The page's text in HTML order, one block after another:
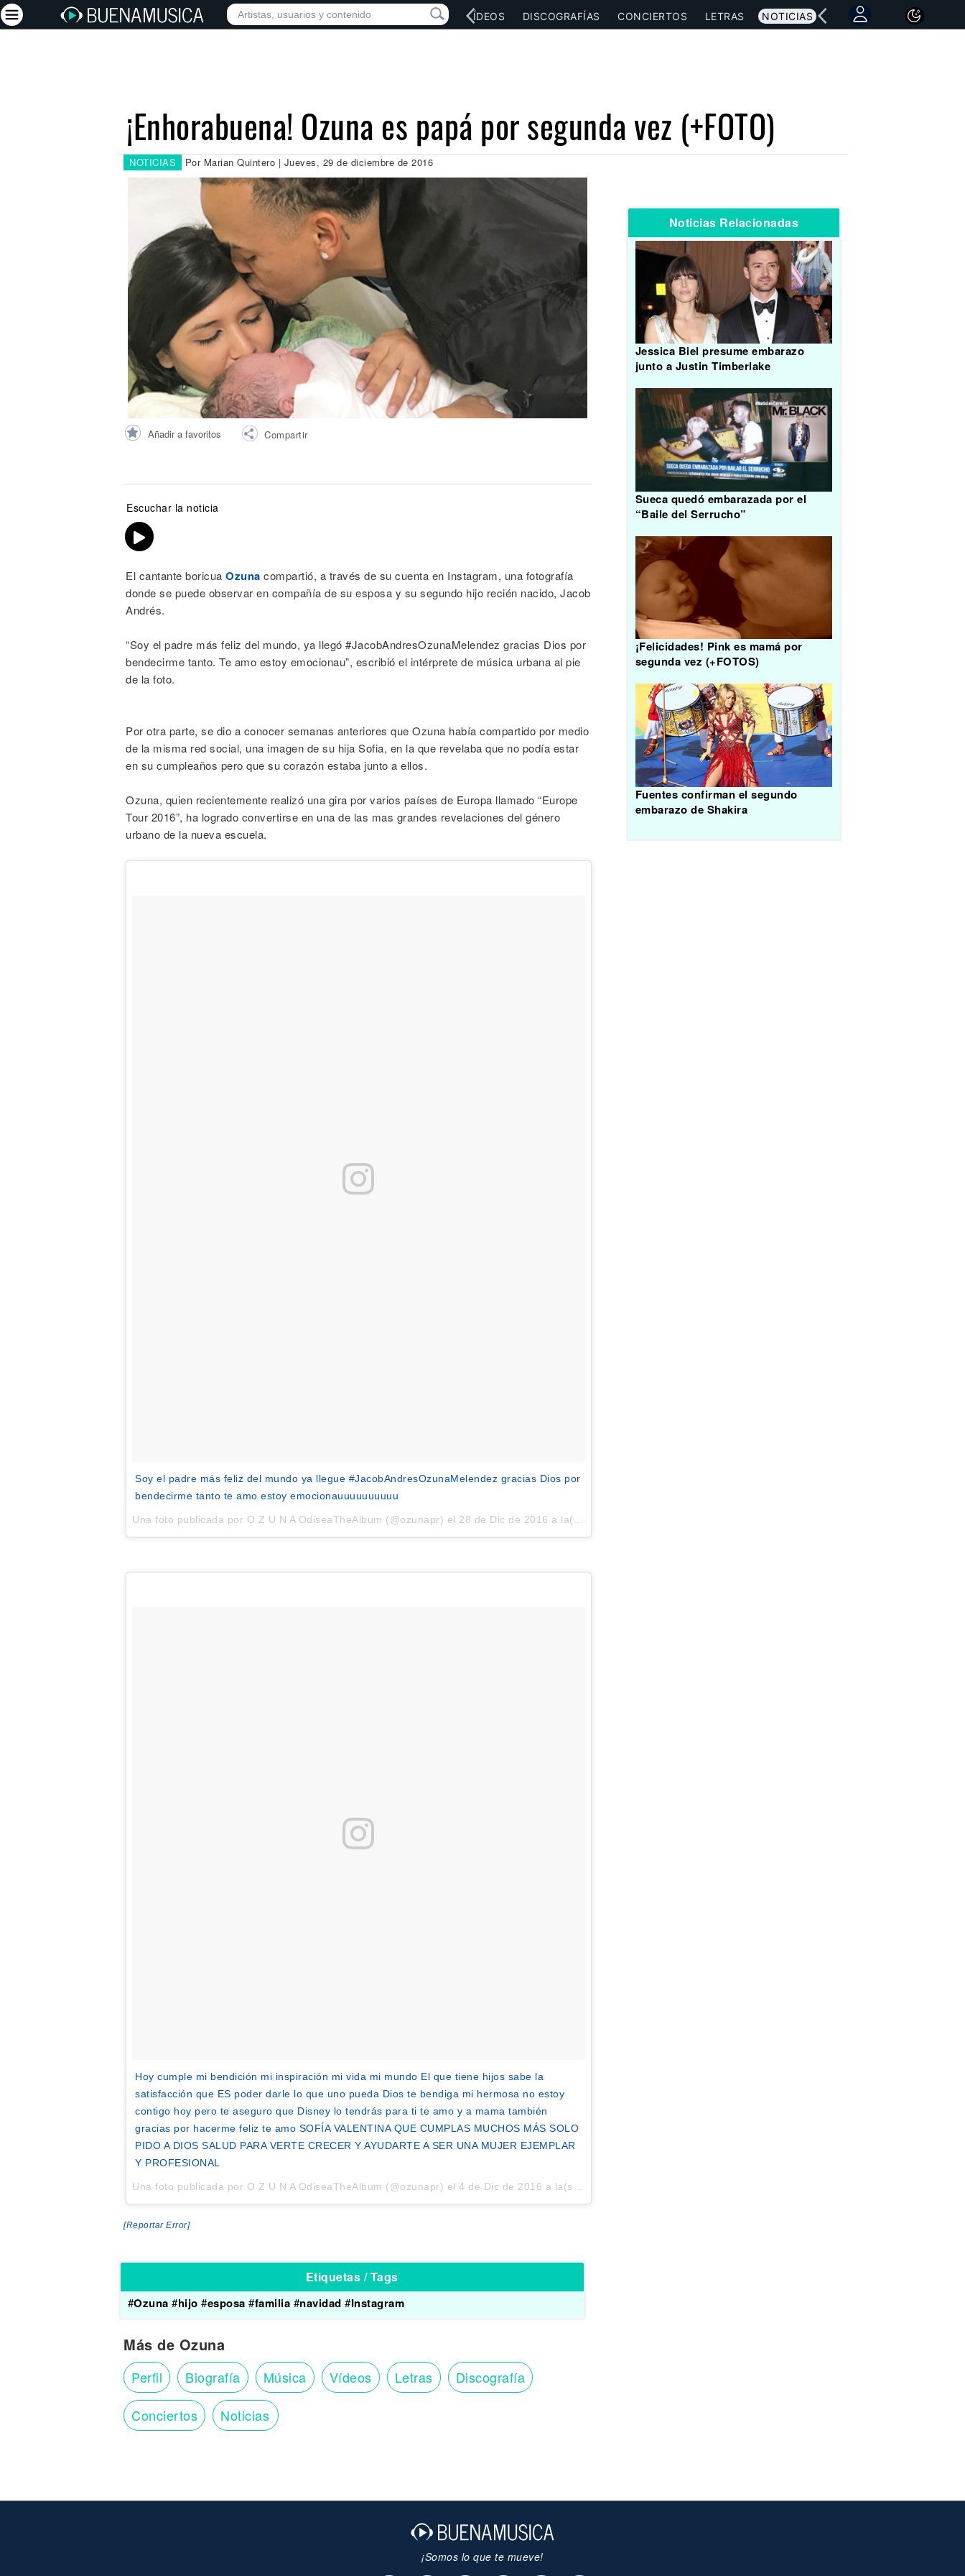
INICIO ARTISTAS RED SOCIAL MÚSICA VÍDEOS DISCOGRAFÍAS CONCIERTOS LETRAS NOTICIAS
¡Enhorabuena! Ozuna es papá por segunda vez (+FOTO)
NOTICIAS Por Marian Quintero | Jueves, 29 de diciembre de 2016
Añadir a favoritos Compartir
Escuchar la noticia
El cantante boricua Ozuna compartió, a través de su cuenta en Instagram, una fotografía
donde se puede observar en compañía de su esposa y su segundo hijo recién nacido, Jacob
Andrés.
“Soy el padre más feliz del mundo, ya llegó #JacobAndresOzunaMelendez gracias Dios por
bendecirme tanto. Te amo estoy emocionau”, escribió el intérprete de música urbana al pie
de la foto.
Por otra parte, se dio a conocer semanas anteriores que Ozuna había compartido por medio
de la misma red social, una imagen de su hija Sofia, en la que revelaba que no podía estar
en su cumpleaños pero que su corazón estaba junto a ellos.
Ozuna, quien recientemente realizó una gira por varios países de Europa llamado “Europe
Tour 2016”, ha logrado convertirse en una de las mas grandes revelaciones del género
urbano de la nueva escuela.
Soy el padre más feliz del mundo ya llegue #JacobAndresOzunaMelendez gracias Dios por
bendecirme tanto te amo estoy emocionauuuuuuuuuu
Una foto publicada por O Z U N A OdiseaTheAlbum (@ozunapr) el 28 de Dic de 2016 a la(s) 2:47 PST
Hoy cumple mi bendición mi inspiración mi vida mi mundo El que tiene hijos sabe la
satisfacción que ES poder darle lo que uno pueda Dios te bendiga mi hermosa no estoy
contigo hoy pero te aseguro que Disney lo tendrás para ti te amo y a mama también
gracias por hacerme feliz te amo SOFÍA VALENTINA QUE CUMPLAS MUCHOS MÁS SOLO
PIDO A DIOS SALUD PARA VERTE CRECER Y AYUDARTE A SER UNA MUJER EJEMPLAR
Y PROFESIONAL
Una foto publicada por O Z U N A OdiseaTheAlbum (@ozunapr) el 4 de Dic de 2016 a la(s) 4:52 PST
[Reportar Error]
Etiquetas / Tags
#Ozuna #hijo #esposa #familia #navidad #Instagram
Más de Ozuna
Perfil Biografía Música Vídeos Letras Discografía
Conciertos Noticias
Noticias Relacionadas
Jessica Biel presume embarazo
junto a Justin Timberlake
Sueca quedó embarazada por el
“Baile del Serrucho”
¡Felicidades! Pink es mamá por
segunda vez (+FOTOS)
Fuentes confirman el segundo
embarazo de Shakira
¡Somos lo que te mueve!